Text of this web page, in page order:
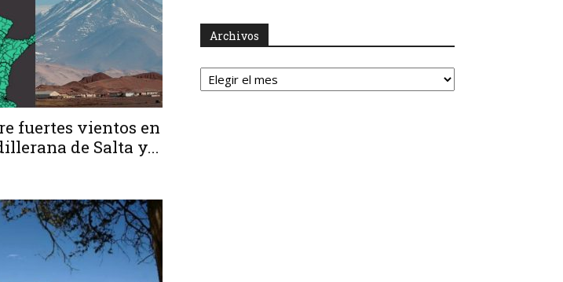
fuertes vientos en
de Salta y...
Archivos
Archivos